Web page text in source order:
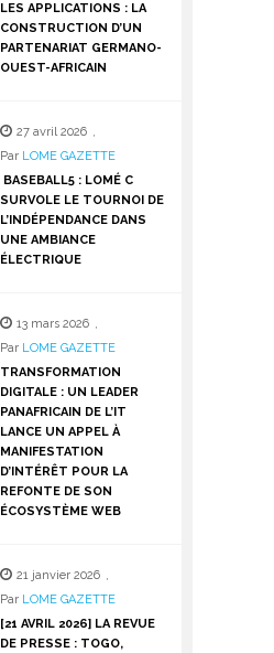
LES APPLICATIONS : LA
CONSTRUCTION D’UN
PARTENARIAT GERMANO-
OUEST-AFRICAIN
27 avril 2026 ,
Par LOME GAZETTE
BASEBALL5 : LOMÉ C
SURVOLE LE TOURNOI DE
L’INDÉPENDANCE DANS
UNE AMBIANCE
ÉLECTRIQUE
13 mars 2026 ,
Par LOME GAZETTE
TRANSFORMATION
DIGITALE : UN LEADER
PANAFRICAIN DE L’IT
LANCE UN APPEL À
MANIFESTATION
D’INTÉRÊT POUR LA
REFONTE DE SON
ÉCOSYSTÈME WEB
21 janvier 2026 ,
Par LOME GAZETTE
[21 AVRIL 2026] LA REVUE
DE PRESSE : TOGO,